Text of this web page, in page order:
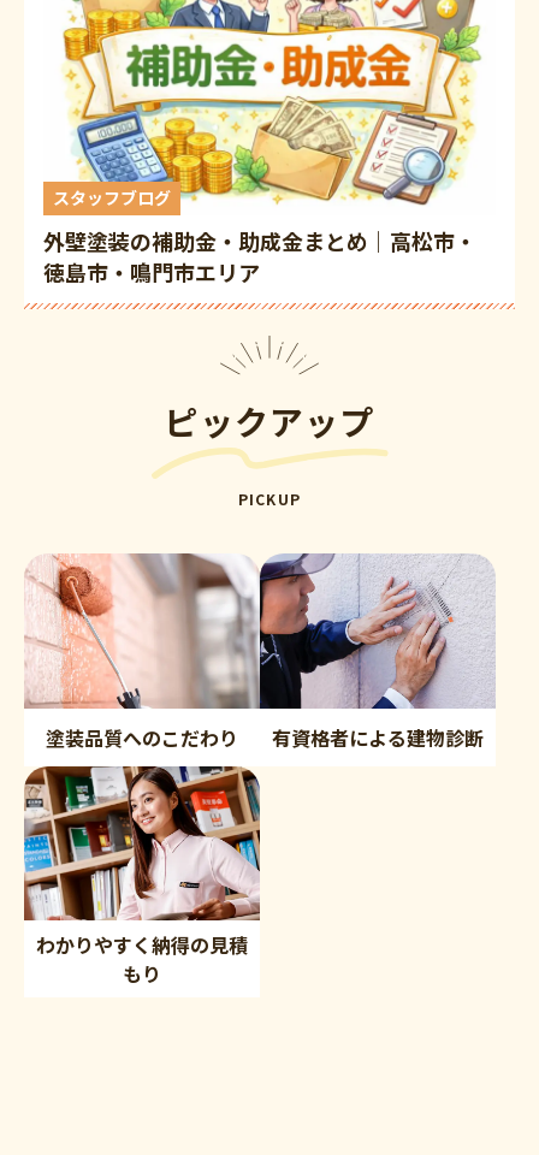
スタッフブログ
外壁塗装の補助金・助成金まとめ｜高松市・
徳島市・鳴門市エリア
ピックアップ
PICKUP
塗装品質へのこだわり 有資格者による建物診断
わかりやすく納得の見積
もり